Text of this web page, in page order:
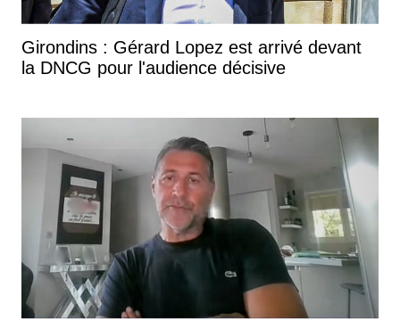
Girondins : Gérard Lopez est arrivé devant
la DNCG pour l'audience décisive